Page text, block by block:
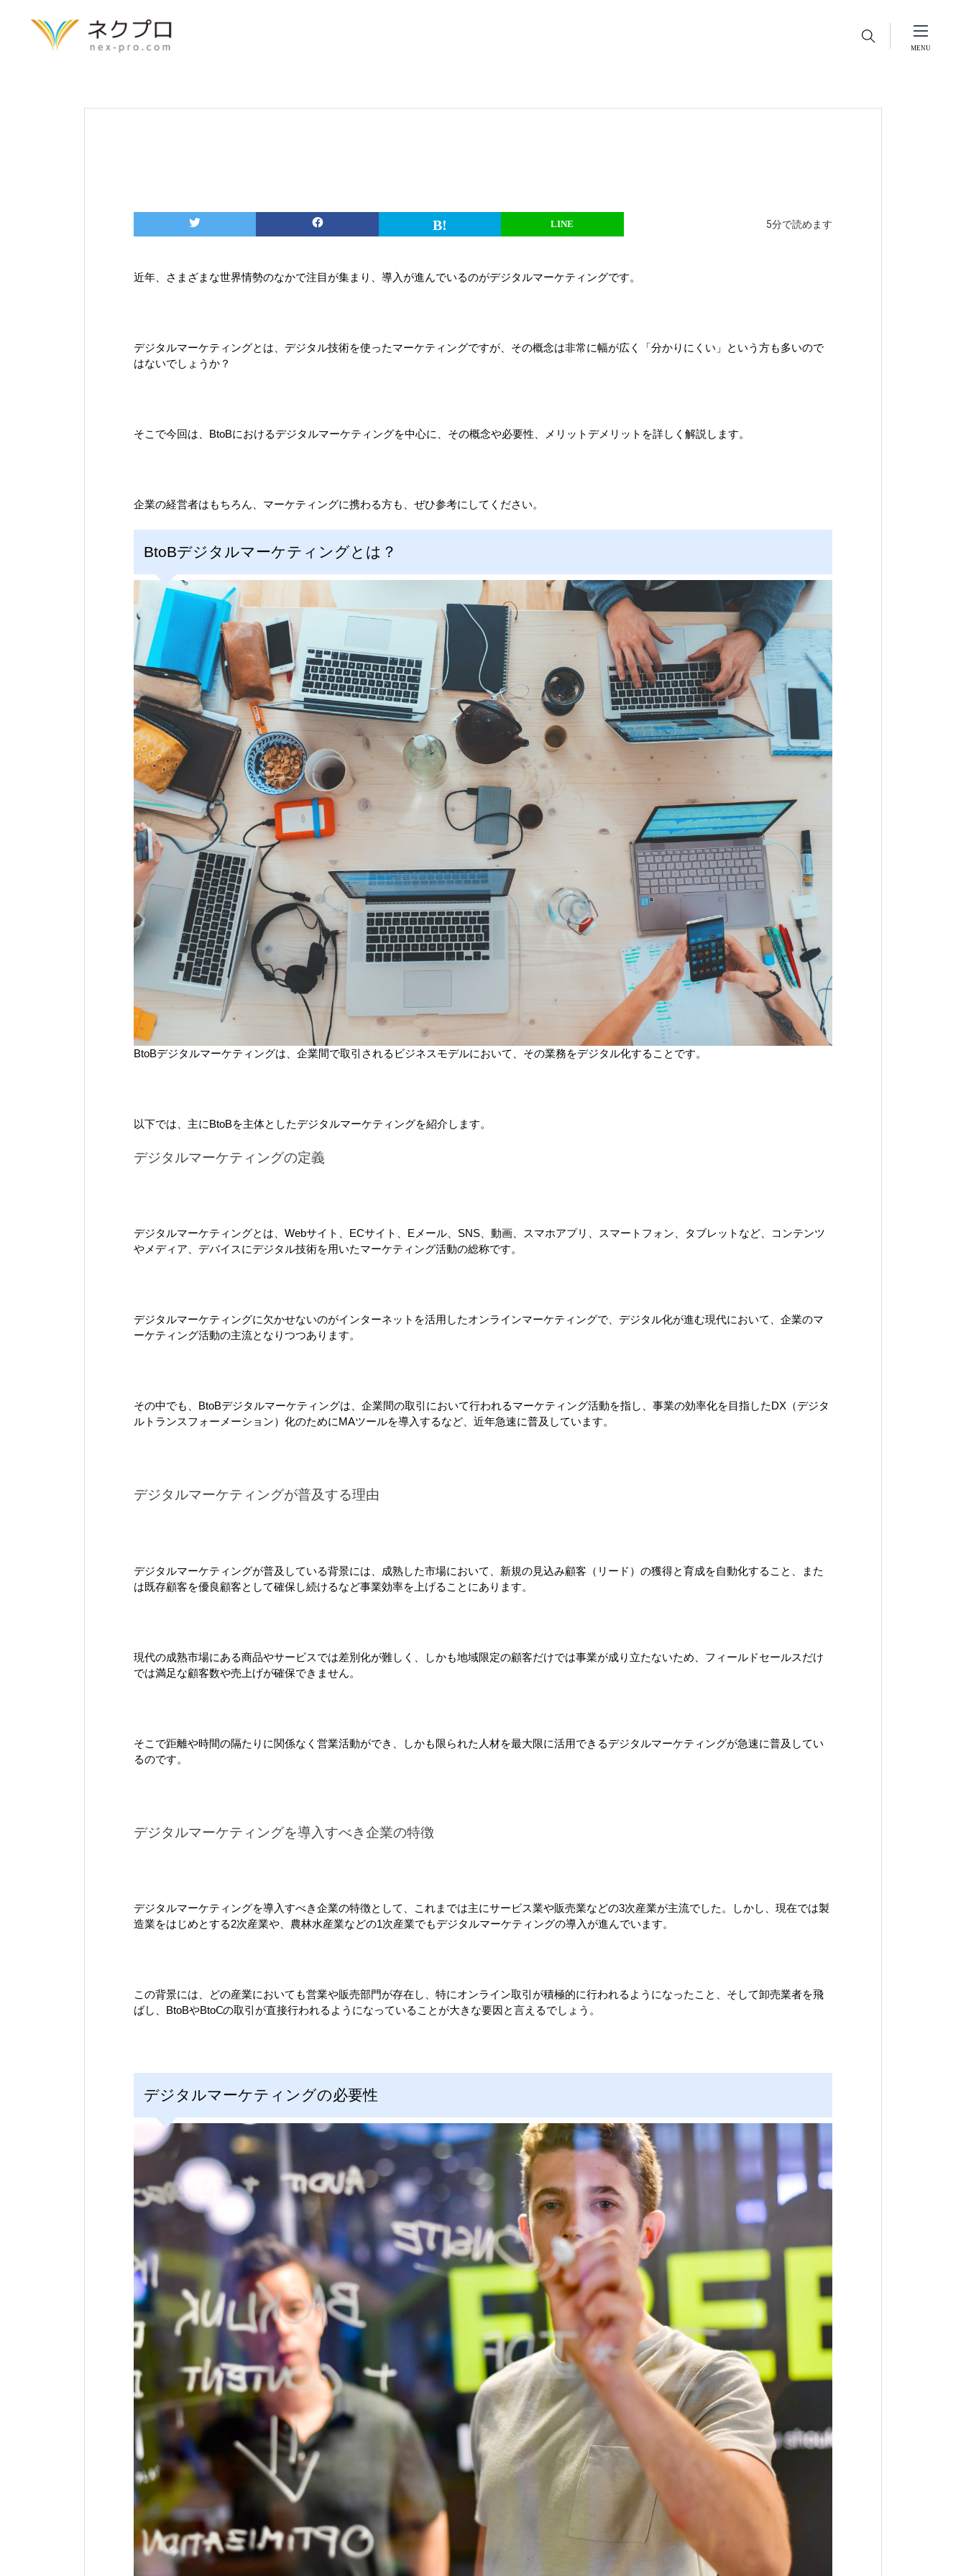
5分で読めます
近年、さまざまな世界情勢のなかで注目が集まり、導入が進んでいるのがデジタルマーケティングです。
デジタルマーケティングとは、デジタル技術を使ったマーケティングですが、その概念は非常に幅が広く「分かりにくい」という方も多いので
はないでしょうか？
そこで今回は、BtoBにおけるデジタルマーケティングを中心に、その概念や必要性、メリットデメリットを詳しく解説します。
企業の経営者はもちろん、マーケティングに携わる方も、ぜひ参考にしてください。
BtoBデジタルマーケティングとは？
BtoBデジタルマーケティングは、企業間で取引されるビジネスモデルにおいて、その業務をデジタル化することです。
以下では、主にBtoBを主体としたデジタルマーケティングを紹介します。
デジタルマーケティングの定義
デジタルマーケティングとは、Webサイト、ECサイト、Eメール、SNS、動画、スマホアプリ、スマートフォン、タブレットなど、コンテンツ
やメディア、デバイスにデジタル技術を用いたマーケティング活動の総称です。
デジタルマーケティングに欠かせないのがインターネットを活用したオンラインマーケティングで、デジタル化が進む現代において、企業のマ
ーケティング活動の主流となりつつあります。
その中でも、BtoBデジタルマーケティングは、企業間の取引において行われるマーケティング活動を指し、事業の効率化を目指したDX（デジタ
ルトランスフォーメーション）化のためにMAツールを導入するなど、近年急速に普及しています。
デジタルマーケティングが普及する理由
デジタルマーケティングが普及している背景には、成熟した市場において、新規の見込み顧客（リード）の獲得と育成を自動化すること、また
は既存顧客を優良顧客として確保し続けるなど事業効率を上げることにあります。
現代の成熟市場にある商品やサービスでは差別化が難しく、しかも地域限定の顧客だけでは事業が成り立たないため、フィールドセールスだけ
では満足な顧客数や売上げが確保できません。
そこで距離や時間の隔たりに関係なく営業活動ができ、しかも限られた人材を最大限に活用できるデジタルマーケティングが急速に普及してい
るのです。
デジタルマーケティングを導入すべき企業の特徴
デジタルマーケティングを導入すべき企業の特徴として、これまでは主にサービス業や販売業などの3次産業が主流でした。しかし、現在では製
造業をはじめとする2次産業や、農林水産業などの1次産業でもデジタルマーケティングの導入が進んでいます。
この背景には、どの産業においても営業や販売部門が存在し、特にオンライン取引が積極的に行われるようになったこと、そして卸売業者を飛
ばし、BtoBやBtoⅭの取引が直接行われるようになっていることが大きな要因と言えるでしょう。
デジタルマーケティングの必要性